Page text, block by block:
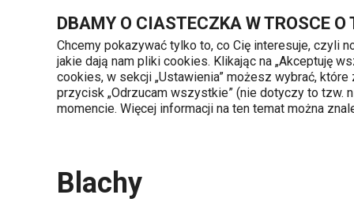
DBAMY O CIASTECZKA W TROSCE O
Chcemy pokazywać tylko to, co Cię interesuje, czyli
jakie dają nam pliki cookies. Klikając na „Akceptuję
cookies, w sekcji „Ustawienia” możesz wybrać,
przycisk „Odrzucam wszystkie” (nie dotyczy to tzw.
momencie. Więcej informacji na ten temat można
Kategorie produktów 720 809 700
Poniedziałek -
Blachy